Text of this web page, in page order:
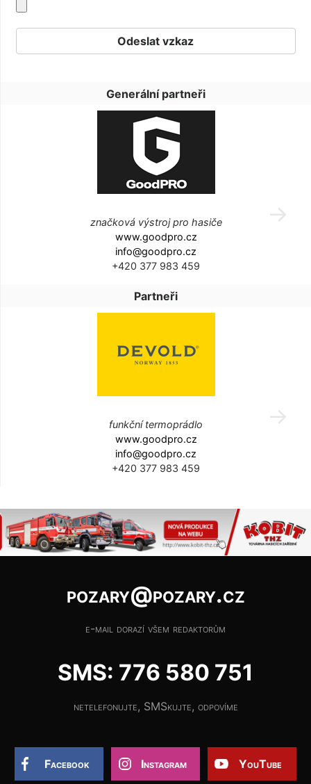
Generální partneři
značková výstroj pro hasiče
www.goodpro.cz
info@goodpro.cz
+420 377 983 459
Partneři
funkční termoprádlo
www.goodpro.cz
info@goodpro.cz
+420 377 983 459
pozary@pozary.cz
e-mail dorazí všem redaktorům
SMS: 776 580 751
netelefonujte, SMSkujte, odpovíme
Facebook Instagram YouTube